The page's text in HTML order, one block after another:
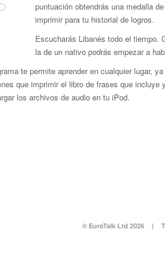
puntuación obtendrás una medalla
imprimir para tu historial de logros.
Escucharás Libanés todo el tiempo.
la de un nativo podrás empezar a
te permite aprender en cualquier lugar,
que imprimir el libro de frases que incluye
los archivos de audio en tu iPod.
© EuroTalk Ltd 2026 |